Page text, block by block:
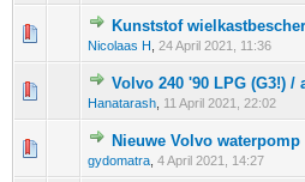
Kunststof
Nicolaas H 24 April 2021, 11:36
0 stem - 0 van 5
12345
Volvo 240 '90 LPG (G3!)
Hanatarash 11 April 2021, 22:02
0 stem - 0 van 5
1234 5
Nieuwe Volvo waterpomp
gydomatra 4 April 2021, 14:27
0 stem - 0 van 5
1 2345